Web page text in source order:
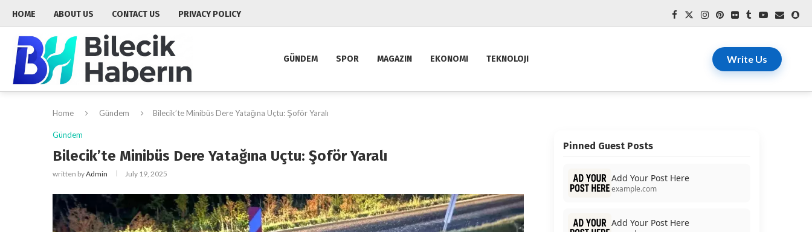
HOME ABOUT US CONTACT US PRIVACY POLICY
GÜNDEM SPOR MAGAZIN EKONOMI TEKNOLOJI Write Us
Home Gündem Bilecik’te Minibüs Dere Yatağına Uçtu: Şoför Yaralı
Gündem
Bilecik’te Minibüs Dere Yatağına Uçtu: Şoför Yaralı
written byAdmin July 19, 2025
Pinned Guest Posts
Add Your Post Here
example.com
Add Your Post Here